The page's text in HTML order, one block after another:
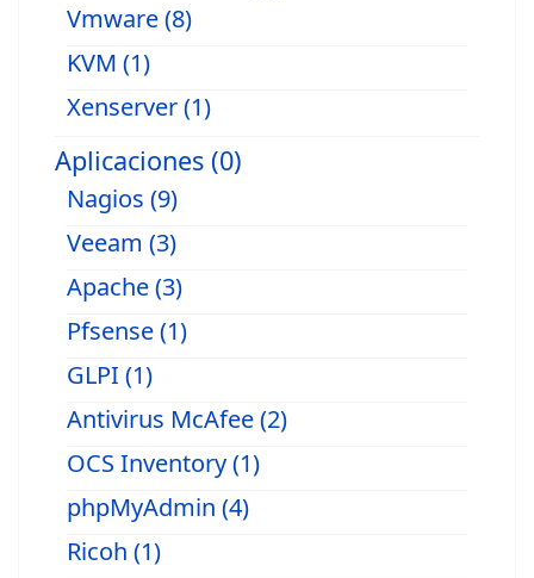
Vmware (8)
KVM (1)
Xenserver (1)
Aplicaciones (0)
Nagios (9)
Veeam (3)
Apache (3)
Pfsense (1)
GLPI (1)
Antivirus McAfee (2)
OCS Inventory (1)
phpMyAdmin (4)
Ricoh (1)